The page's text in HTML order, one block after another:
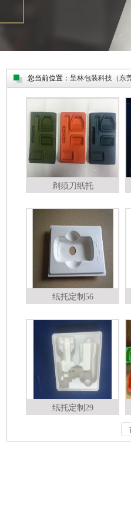
您当前位置： 呈林包装科技（东
剃须刀纸托
纸托定制56
纸托定制29